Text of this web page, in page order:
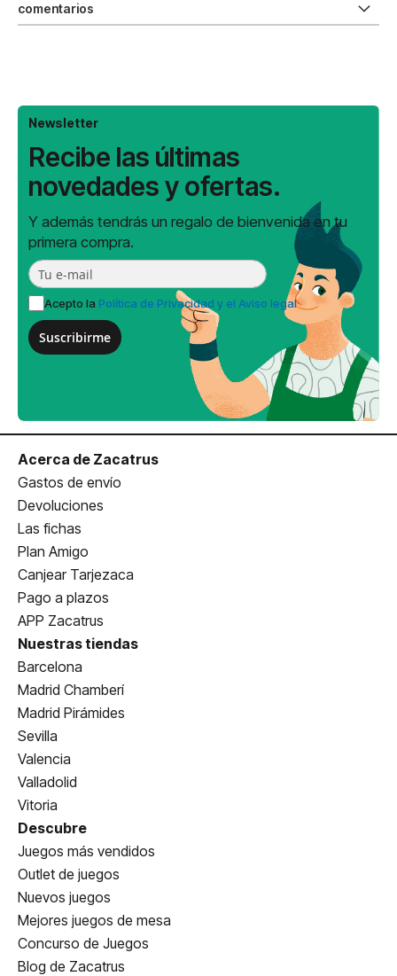
comentarios
Newsletter
Recibe las últimas
novedades y ofertas.
Y además tendrás un regalo de bienvenida en tu
primera compra.
Acepto la Política de Privacidad y el Aviso legal
Suscribirme
Acerca de Zacatrus
Gastos de envío
Devoluciones
Las fichas
Plan Amigo
Canjear Tarjezaca
Pago a plazos
APP Zacatrus
Nuestras tiendas
Barcelona
Madrid Chamberí
Madrid Pirámides
Sevilla
Valencia
Valladolid
Vitoria
Descubre
Juegos más vendidos
Outlet de juegos
Nuevos juegos
Mejores juegos de mesa
Concurso de Juegos
Blog de Zacatrus